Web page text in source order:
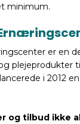
minimum.
er en
plejeprodukter
i 2012
og tilbud ikke